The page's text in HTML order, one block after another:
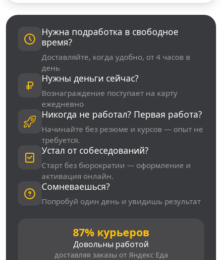
Нужна подработка в свободное
время?
Доставляйте, когда удобно, от 4 часов в
день
Нужны деньги сейчас?
Вознаграждение поступает на карту
ежедневно
Никогда не работал? Первая работа?
Начинайте без резюме и курсов — опыт не
требуется.
Устал от собеседований?
Старт без бюрократии — оформление и
активация онлайн.
Сомневаешься?
Попробуй один день и увидишь результат
87% курьеров
Довольны работой
доставляя заказы от Яндекс Еда